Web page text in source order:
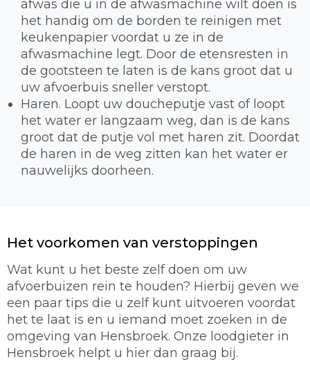
afwas die u in de afwasmachine wilt doen is
het handig om de borden te reinigen met
keukenpapier voordat u ze in de
afwasmachine legt. Door de etensresten in
de gootsteen te laten is de kans groot dat u
uw afvoerbuis sneller verstopt.
Haren. Loopt uw doucheputje vast of loopt
het water er langzaam weg, dan is de kans
groot dat de putje vol met haren zit. Doordat
de haren in de weg zitten kan het water er
nauwelijks doorheen.
Het voorkomen van verstoppingen
Wat kunt u het beste zelf doen om uw
afvoerbuizen rein te houden? Hierbij geven we
een paar tips die u zelf kunt uitvoeren voordat
het te laat is en u iemand moet zoeken in de
omgeving van Hensbroek. Onze loodgieter in
Hensbroek helpt u hier dan graag bij.